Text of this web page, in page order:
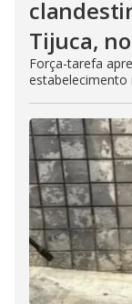
Tijuca,
Força-tarefa
estabelecimento